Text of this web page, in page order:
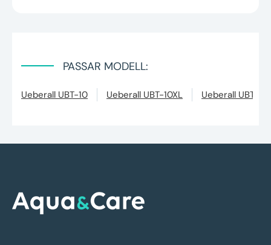
PASSAR MODELL:
Ueberall UBT-10 Ueberall UBT-10XL Ueberall UBT-3